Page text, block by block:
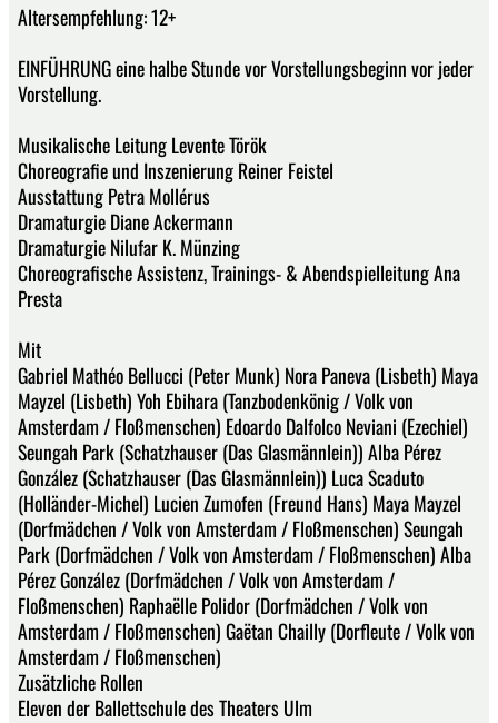
Altersempfehlung: 12+
EINFÜHRUNG eine halbe Stunde vor Vorstellungsbeginn vor jeder
Vorstellung.
Musikalische Leitung Levente Török
Choreografie und Inszenierung Reiner Feistel
Ausstattung Petra Mollérus
Dramaturgie Diane Ackermann
Dramaturgie Nilufar K. Münzing
Choreografische Assistenz, Trainings- & Abendspielleitung Ana
Presta
Mit
Gabriel Mathéo Bellucci (Peter Munk) Nora Paneva (Lisbeth) Maya
Mayzel (Lisbeth) Yoh Ebihara (Tanzbodenkönig / Volk von
Amsterdam / Floßmenschen) Edoardo Dalfolco Neviani (Ezechiel)
Seungah Park (Schatzhauser (Das Glasmännlein)) Alba Pérez
González (Schatzhauser (Das Glasmännlein)) Luca Scaduto
(Holländer-Michel) Lucien Zumofen (Freund Hans) Maya Mayzel
(Dorfmädchen / Volk von Amsterdam / Floßmenschen) Seungah
Park (Dorfmädchen / Volk von Amsterdam / Floßmenschen) Alba
Pérez González (Dorfmädchen / Volk von Amsterdam /
Floßmenschen) Raphaëlle Polidor (Dorfmädchen / Volk von
Amsterdam / Floßmenschen) Gaëtan Chailly (Dorfleute / Volk von
Amsterdam / Floßmenschen)
Zusätzliche Rollen
Eleven der Ballettschule des Theaters Ulm